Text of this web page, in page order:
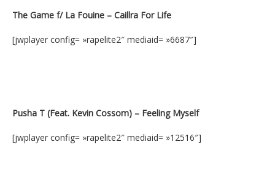
The Game f/ La Fouine – Caillra For Life
[jwplayer config= »rapelite2″ mediaid= »6687″]
Pusha T (Feat. Kevin Cossom) – Feeling Myself
[jwplayer config= »rapelite2″ mediaid= »12516″]